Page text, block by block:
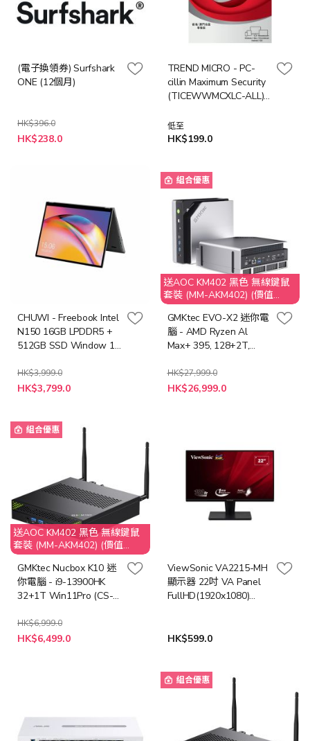
(電子換領券) Surfshark
ONE (12個月)
HK$396.0
特
殊
HK$238.0
TREND MICRO - PC-
cillin Maximum Security
(TICEWWMCXLC-ALL)
Activation Code
低至
HK$199.0
CHUWI - Freebook Intel
N150 16GB LPDDR5 +
512GB SSD Window 11
CFBN150+LB-PCNB) 輕
薄筆記型電腦
HK$3,999.0
特
殊
HK$3,799.0
組合優惠
送AOC KM402 黑色 無線鍵鼠
套裝 (MM-AKM402) (價值
$149)
GMKtec EVO-X2 迷你電
腦 - AMD Ryzen Al
Max+ 395, 128+2T,
GEVOX2+LB-PCNB)
HK$27,999.0
特
殊
HK$26,999.0
組合優惠
送AOC KM402 黑色 無線鍵鼠
套裝 (MM-AKM402) (價值
$149)
GMKtec Nucbox K10 迷
你電腦 - i9-13900HK
32+1T Win11Pro (CS-
HK$6,999.0
特
殊
HK$6,499.0
ViewSonic VA2215-MH
顯示器 22吋 VA Panel
FullHD(1920x1080)
HK$599.0
組合優惠